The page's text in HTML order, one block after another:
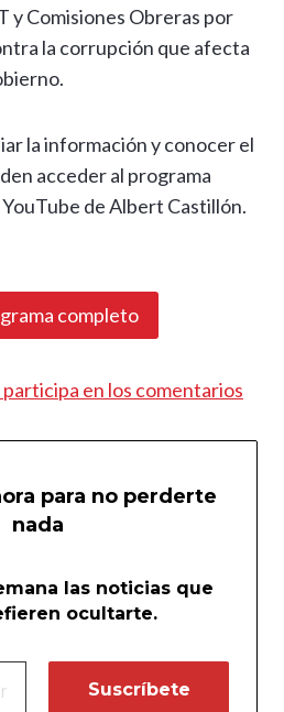
y Comisiones Obreras por
la corrupción que afecta
la información y conocer el
acceder al programa
de Albert Castillón.
completo
en los comentarios
para no perderte
nada
las noticias que
ocultarte.